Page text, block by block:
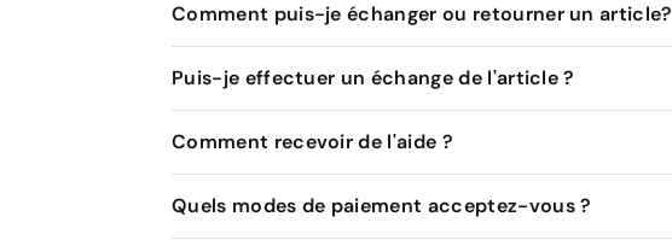
Comment puis-je échanger ou retourner un article?
Puis-je effectuer un échange de l'article ?
Comment recevoir de l'aide ?
Quels modes de paiement acceptez-vous ?